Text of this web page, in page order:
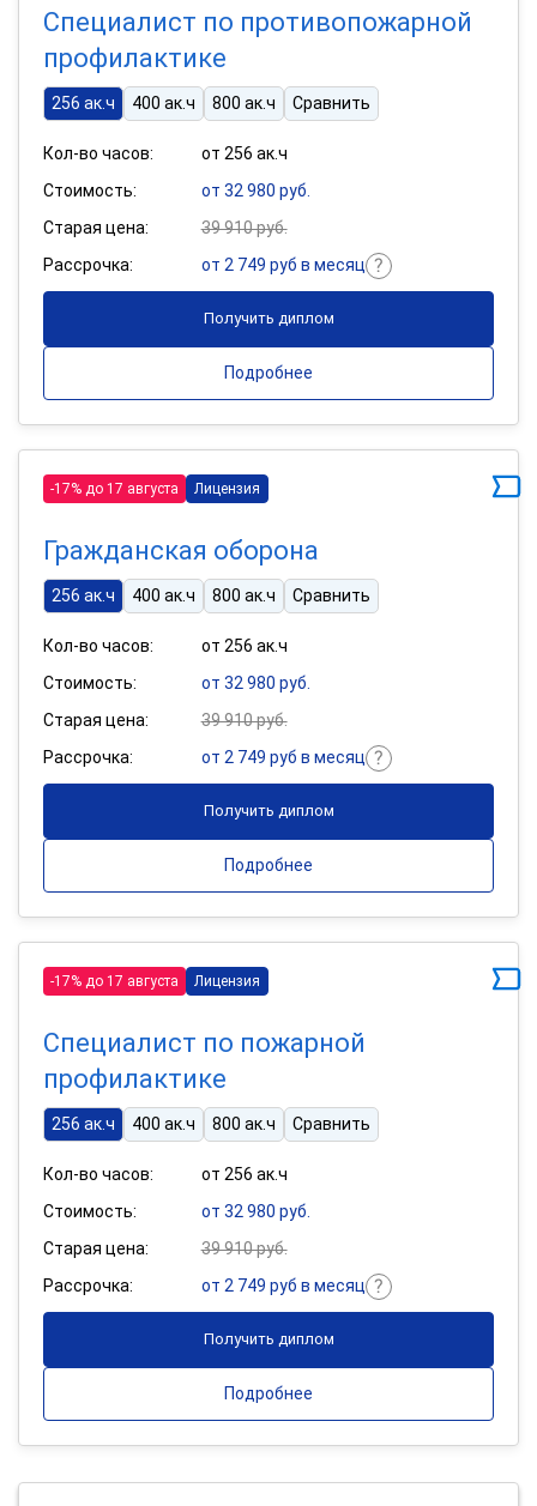
Специалист по противопожарной
профилактике
256 ак.ч 400 ак.ч 800 ак.ч Сравнить
Кол-во часов:
от 256 ак.ч
Стоимость:
от 32 980 руб.
Старая цена:
39 910 руб.
Рассрочка:
от 2 749 руб в месяц
Получить диплом
Подробнее
-17% до 17 августа Лицензия
Гражданская оборона
256 ак.ч 400 ак.ч 800 ак.ч Сравнить
Кол-во часов:
от 256 ак.ч
Стоимость:
от 32 980 руб.
Старая цена:
39 910 руб.
Рассрочка:
от 2 749 руб в месяц
Получить диплом
Подробнее
-17% до 17 августа Лицензия
Специалист по пожарной
профилактике
256 ак.ч 400 ак.ч 800 ак.ч Сравнить
Кол-во часов:
от 256 ак.ч
Стоимость:
от 32 980 руб.
Старая цена:
39 910 руб.
Рассрочка:
от 2 749 руб в месяц
Получить диплом
Подробнее